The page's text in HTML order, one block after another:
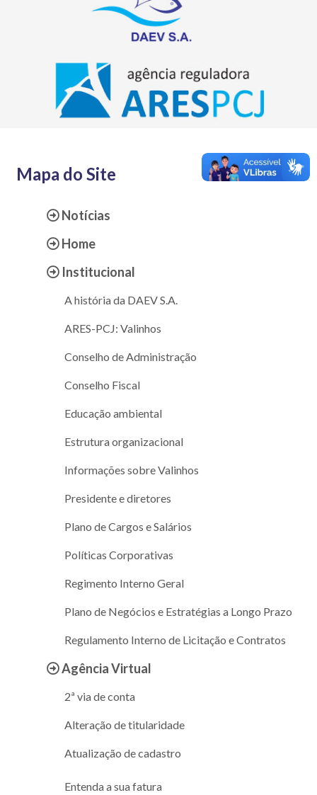
Mapa do Site
Notícias
Home
Institucional
A história da DAEV S.A.
ARES-PCJ: Valinhos
Conselho de Administração
Conselho Fiscal
Educação ambiental
Estrutura organizacional
Informações sobre Valinhos
Presidente e diretores
Plano de Cargos e Salários
Políticas Corporativas
Regimento Interno Geral
Plano de Negócios e Estratégias a Longo Prazo
Regulamento Interno de Licitação e Contratos
Agência Virtual
2ª via de conta
Alteração de titularidade
Atualização de cadastro
Entenda a sua fatura